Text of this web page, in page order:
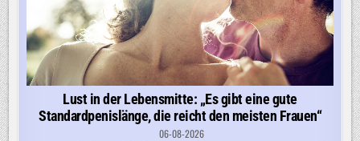
Lust in der Lebensmitte: „Es gibt eine gute
Standardpenislänge, die reicht den meisten Frauen“
06-08-2026